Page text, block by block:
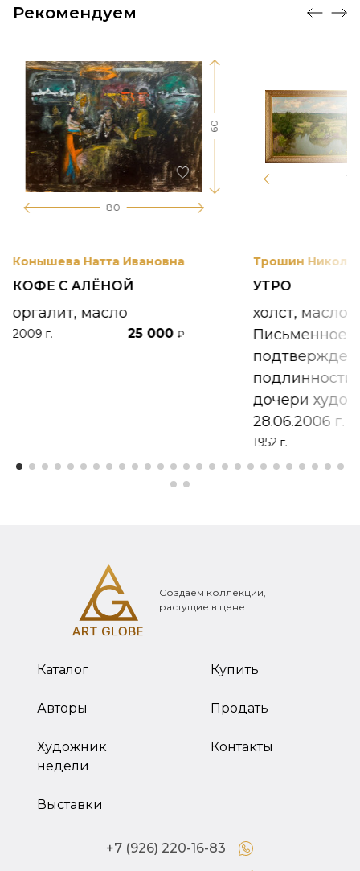
Рекомендуем
80
60
Конышева Натта Ивановна
КОФЕ С АЛЁНОЙ
оргалит, масло
2009 г. 25 000 ₽
174
Трошин
УТРО
холст, масло
Письменное
подлинности
дочери
28.06.2006 г.
1952 г.
Создаем коллекции,
растущие в цене
Каталог
Авторы
Художник
недели
Выставки
Купить
Продать
Контакты
+7 (926) 220-16-83